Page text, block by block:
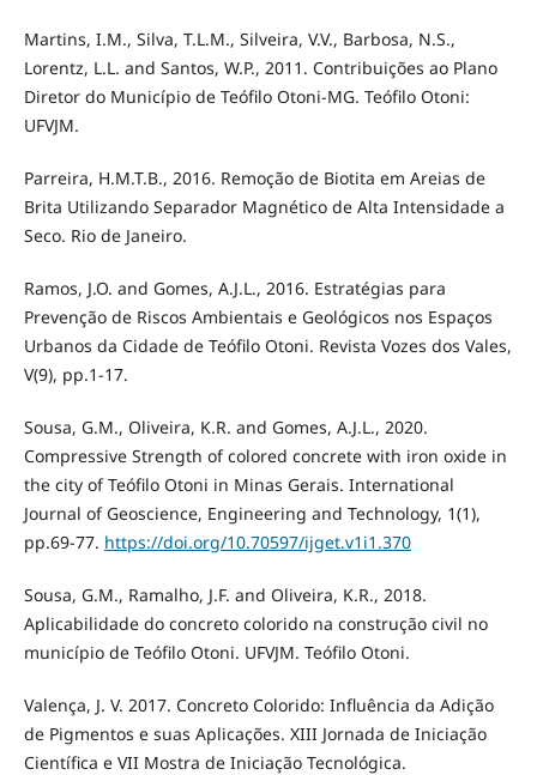
Martins, I.M., Silva, T.L.M., Silveira, V.V., Barbosa, N.S.,
Lorentz, L.L. and Santos, W.P., 2011. Contribuições ao Plano
Diretor do Município de Teófilo Otoni-MG. Teófilo Otoni:
UFVJM.
Parreira, H.M.T.B., 2016. Remoção de Biotita em Areias de
Brita Utilizando Separador Magnético de Alta Intensidade a
Seco. Rio de Janeiro.
Ramos, J.O. and Gomes, A.J.L., 2016. Estratégias para
Prevenção de Riscos Ambientais e Geológicos nos Espaços
Urbanos da Cidade de Teófilo Otoni. Revista Vozes dos Vales,
V(9), pp.1-17.
Sousa, G.M., Oliveira, K.R. and Gomes, A.J.L., 2020.
Compressive Strength of colored concrete with iron oxide in
the city of Teófilo Otoni in Minas Gerais. International
Journal of Geoscience, Engineering and Technology, 1(1),
pp.69-77. https://doi.org/10.70597/ijget.v1i1.370
Sousa, G.M., Ramalho, J.F. and Oliveira, K.R., 2018.
Aplicabilidade do concreto colorido na construção civil no
município de Teófilo Otoni. UFVJM. Teófilo Otoni.
Valença, J. V. 2017. Concreto Colorido: Influência da Adição
de Pigmentos e suas Aplicações. XIII Jornada de Iniciação
Científica e VII Mostra de Iniciação Tecnológica.